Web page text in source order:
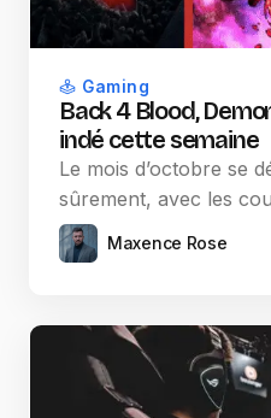
Gaming
Back 4 Blood,
indé cette semaine
Le mois d’octobre se
sûrement, avec les
Maxence Rose